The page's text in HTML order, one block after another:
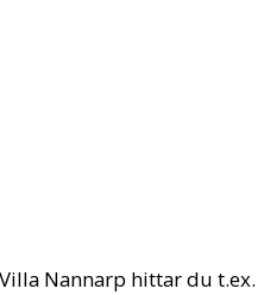
Nannarp hittar du t.ex.